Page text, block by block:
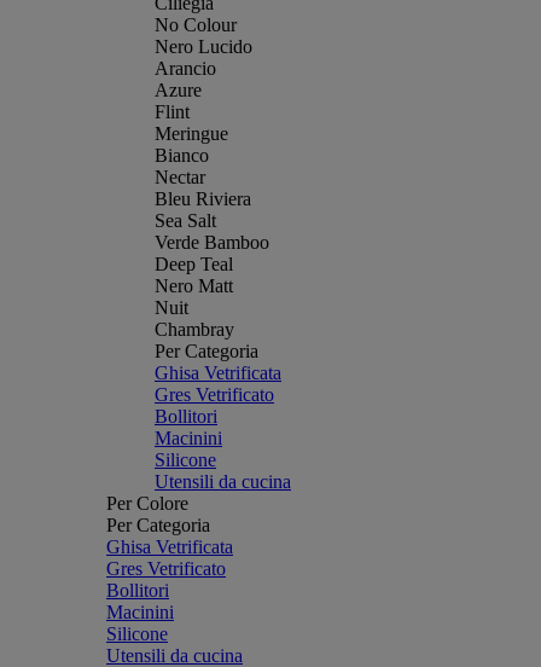
No Colour
Nero Lucido
Arancio
Azure
Flint
Meringue
Bianco
Nectar
Bleu Riviera
Sea Salt
Verde Bamboo
Deep Teal
Nero Matt
Nuit
Chambray
Per Categoria
Ghisa Vetrificata
Gres Vetrificato
Bollitori
Macinini
Silicone
Utensili da cucina
Per Colore
Per Categoria
Ghisa Vetrificata
Gres Vetrificato
Bollitori
Macinini
Silicone
Utensili da cucina